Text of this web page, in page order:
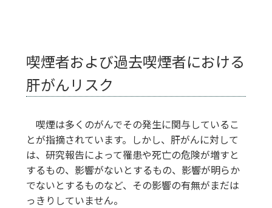
喫煙者および過去喫煙者における
肝がんリスク
喫煙は多くのがんでその発生に関与しているこ
とが指摘されています。しかし、肝がんに対して
は、研究報告によって罹患や死亡の危険が増すと
するもの、影響がないとするもの、影響が明らか
でないとするものなど、その影響の有無がまだは
っきりしていません。